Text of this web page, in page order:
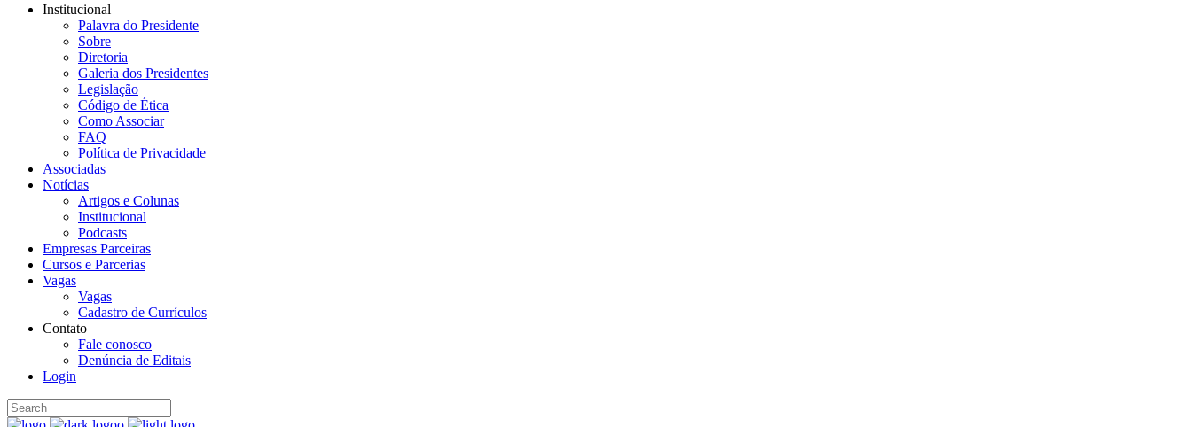
Institucional
Palavra do Presidente
Sobre
Diretoria
Galeria dos Presidentes
Legislação
Código de Ética
Como Associar
FAQ
Política de Privacidade
Associadas
Notícias
Artigos e Colunas
Institucional
Podcasts
Empresas Parceiras
Cursos e Parcerias
Vagas
Vagas
Cadastro de Currículos
Contato
Fale conosco
Denúncia de Editais
Login